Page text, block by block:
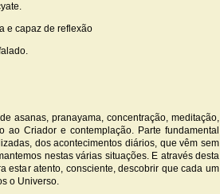
e capaz de reflexão
asanas, pranayama, concentração, meditação,
Criador e contemplação. Parte fundamental
dos acontecimentos diários, que vêm sem
nestas várias situações. E através desta
estar atento, consciente, descobrir que cada um
o Universo.